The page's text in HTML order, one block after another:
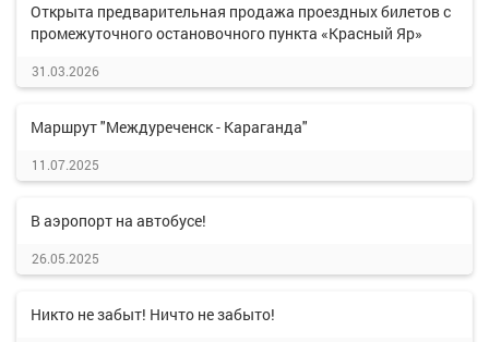
Открыта предварительная продажа проездных билетов с
промежуточного остановочного пункта «Красный Яр»
31.03.2026
Маршрут "Междуреченск - Караганда"
11.07.2025
В аэропорт на автобусе!
26.05.2025
Никто не забыт! Ничто не забыто!